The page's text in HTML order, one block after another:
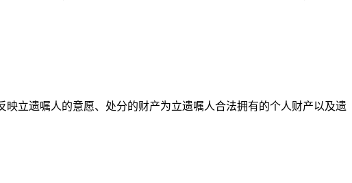
立遗嘱人的意愿、处分的财产为立遗嘱人合法拥有的个人财产以及遗